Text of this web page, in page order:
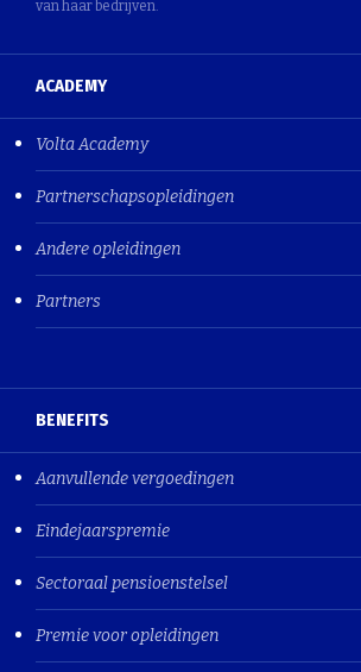
van haar bedrijven.
ACADEMY
Volta Academy
Partnerschapsopleidingen
Andere opleidingen
Partners
BENEFITS
Aanvullende vergoedingen
Eindejaarspremie
Sectoraal pensioenstelsel
Premie voor opleidingen